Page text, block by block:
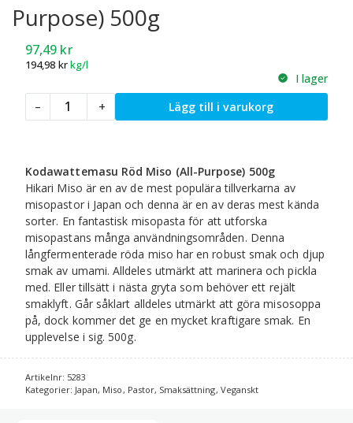
Purpose) 500g
97,49 kr
194,98 krkg/l
I lager
–
Kodawattemasu
Röd
Purpose)
500g
mängd
+ Lägg till i varukorg
Kodawattemasu Röd Miso (All-Purpose) 500g
Hikari Miso är en av de mest populära tillverkarna av
misopastor i Japan och denna är en av deras mest kända
sorter. En fantastisk misopasta för att utforska
misopastans många användningsområden. Denna
långfermenterade röda miso har en robust smak och djup
smak av umami. Alldeles utmärkt att marinera och pickla
med. Eller tillsätt i nästa gryta som behöver ett rejält
smaklyft. Går såklart alldeles utmärkt att göra misosoppa
på, dock kommer det ge en mycket kraftigare smak. En
upplevelse i sig. 500g.
Artikelnr: 5283
Kategorier: Japan, Miso , Pastor, Smaksättning, Veganskt